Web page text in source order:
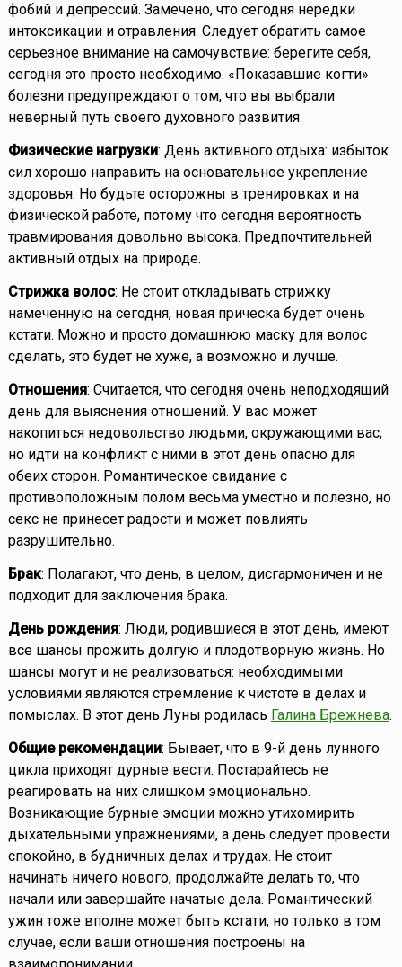
фобий и депрессий. Замечено, что сегодня нередки
интоксикации и отравления. Следует обратить самое
серьезное внимание на самочувствие: берегите себя,
сегодня это просто необходимо. «Показавшие когти»
болезни предупреждают о том, что вы выбрали
неверный путь своего духовного развития.
Физические нагрузки: День активного отдыха: избыток
сил хорошо направить на основательное укрепление
здоровья. Но будьте осторожны в тренировках и на
физической работе, потому что сегодня вероятность
травмирования довольно высока. Предпочтительней
активный отдых на природе.
Стрижка волос: Не стоит откладывать стрижку
намеченную на сегодня, новая прическа будет очень
кстати. Можно и просто домашнюю маску для волос
сделать, это будет не хуже, а возможно и лучше.
Отношения: Считается, что сегодня очень неподходящий
день для выяснения отношений. У вас может
накопиться недовольство людьми, окружающими вас,
но идти на конфликт с ними в этот день опасно для
обеих сторон. Романтическое свидание с
противоположным полом весьма уместно и полезно, но
секс не принесет радости и может повлиять
разрушительно.
Брак: Полагают, что день, в целом, дисгармоничен и не
подходит для заключения брака.
День рождения: Люди, родившиеся в этот день, имеют
все шансы прожить долгую и плодотворную жизнь. Но
шансы могут и не реализоваться: необходимыми
условиями являются стремление к чистоте в делах и
помыслах. В этот день Луны родилась Галина Брежнева.
Общие рекомендации: Бывает, что в 9-й день лунного
цикла приходят дурные вести. Постарайтесь не
реагировать на них слишком эмоционально.
Возникающие бурные эмоции можно утихомирить
дыхательными упражнениями, а день следует провести
спокойно, в будничных делах и трудах. Не стоит
начинать ничего нового, продолжайте делать то, что
начали или завершайте начатые дела. Романтический
ужин тоже вполне может быть кстати, но только в том
случае, если ваши отношения построены на